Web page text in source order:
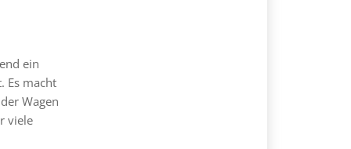
ein
Es macht
Wagen
viele